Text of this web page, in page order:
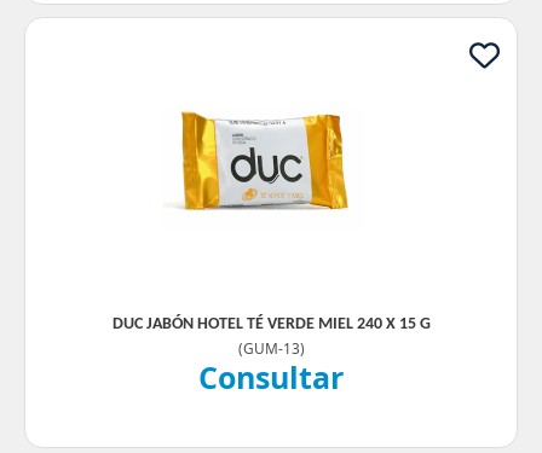
DUC JABÓN HOTEL TÉ VERDE MIEL 240 X 15 G
(GUM-13)
Consultar